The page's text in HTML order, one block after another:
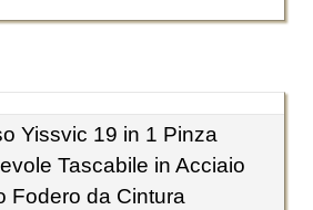
Yissvic 19 in 1 Pinza
Tascabile in Acciaio
Fodero da Cintura